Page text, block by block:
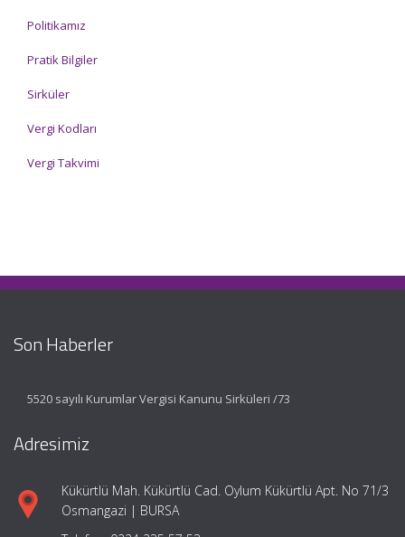
Politikamız
Pratik Bilgiler
Sirküler
Vergi Kodları
Vergi Takvimi
Son Haberler
5520 sayılı Kurumlar Vergisi Kanunu Sirküleri /73
Adresimiz
Kükürtlü Mah. Kükürtlü Cad. Oylum Kükürtlü Apt. No 71/3
Osmangazi | BURSA